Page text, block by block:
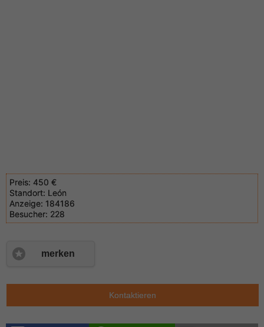
Preis: 450 €
Standort: León
Anzeige: 184186
Besucher: 228
merken
Kontaktieren